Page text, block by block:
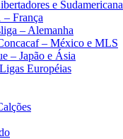
e Sudamericana
– França
– Alemanha
– México e MLS
– Japão e Ásia
Européias